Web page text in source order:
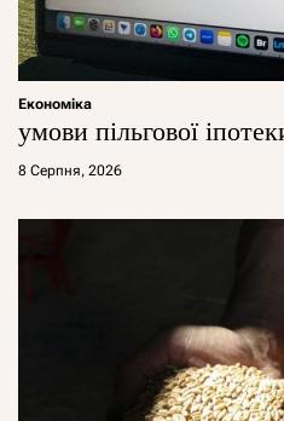
Економіка
умови пільгової
8 Серпня, 2026